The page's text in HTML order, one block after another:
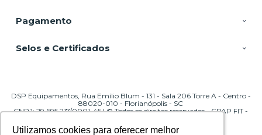
Utilizamos cookies para oferecer melhor
Utilizamos cookies para oferecer melhor
Pagamento
Selos e Certificados
DSP Equipamentos, Rua Emílio Blum - 131 - Sala 206 Torre A - Centro -
88020-010 - Florianópolis - SC
CNPJ: 29.695.217/0001-45 | © Todos os direitos reservados - CPAP FIT -